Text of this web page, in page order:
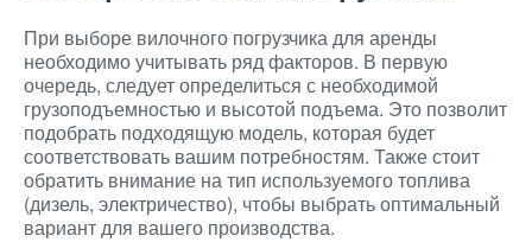
При выборе вилочного погрузчика для аренды
необходимо учитывать ряд факторов. В первую
очередь, следует определиться с необходимой
грузоподъемностью и высотой подъема. Это позволит
подобрать подходящую модель, которая будет
соответствовать вашим потребностям. Также стоит
обратить внимание на тип используемого топлива
(дизель, электричество), чтобы выбрать оптимальный
вариант для вашего производства.